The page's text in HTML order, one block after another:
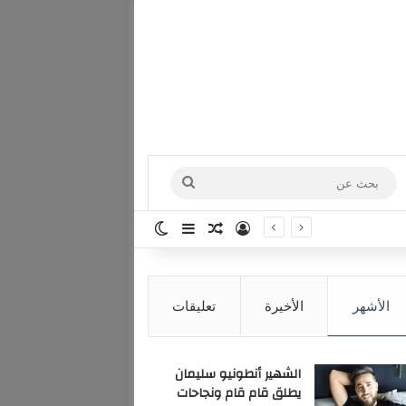
عن
تسجيل الدخول
مقال عشوائي
إضافة عمود جانبي
الأشهر الأخيرة تعليقات
الشهير أنطونيو سليمان
يطلق قام قام ونجاحات